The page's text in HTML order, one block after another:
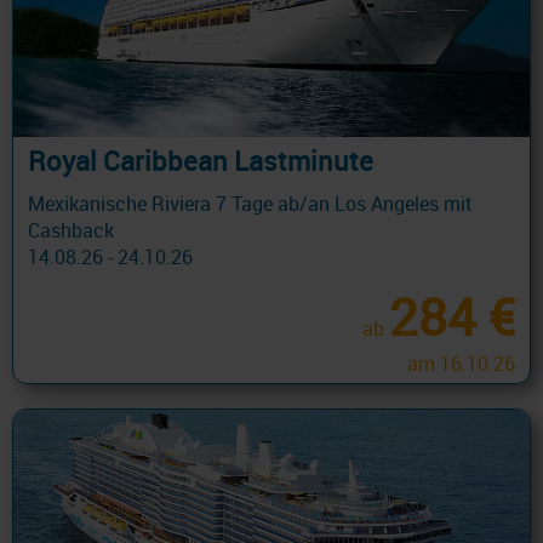
Royal Caribbean Lastminute
Mexikanische Riviera 7 Tage ab/an Los Angeles mit
Cashback
14.08.26 - 24.10.26
ab 284 €
am 16.10.26